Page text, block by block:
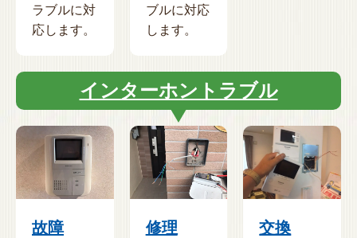
ラブルに対
応します。
ブルに対応
します。
インターホントラブル
故障 修理 交換